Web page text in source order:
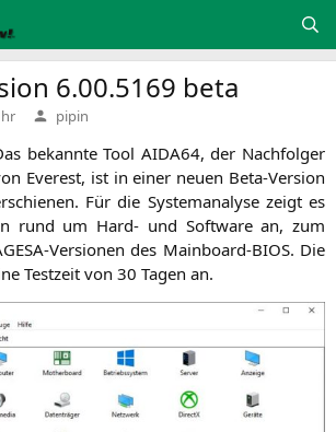
6.00.5169 beta
Verfasst
von
pipin
bekann­te Tool AIDA64, der Nach­fol­ger
Ever­est, ist in einer neu­en Beta-Ver­si­on
Für die Sys­tem­ana­ly­se zeigt es
rund um Hard- und Soft­ware an, zum
Ver­sio­nen des Main­board-BIOS. Die
Test­zeit von 30 Tagen an.